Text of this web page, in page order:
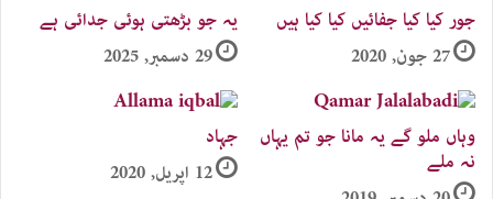
جور کیا کیا جفائیں کیا کیا ہیں
27 جون, 2020
یہ جو بڑھتی ہوئی جدائی ہے
29 دسمبر, 2025
وہاں ملو گے یہ مانا جو تم یہاں
نہ ملے
جہاد
12 اپریل, 2020